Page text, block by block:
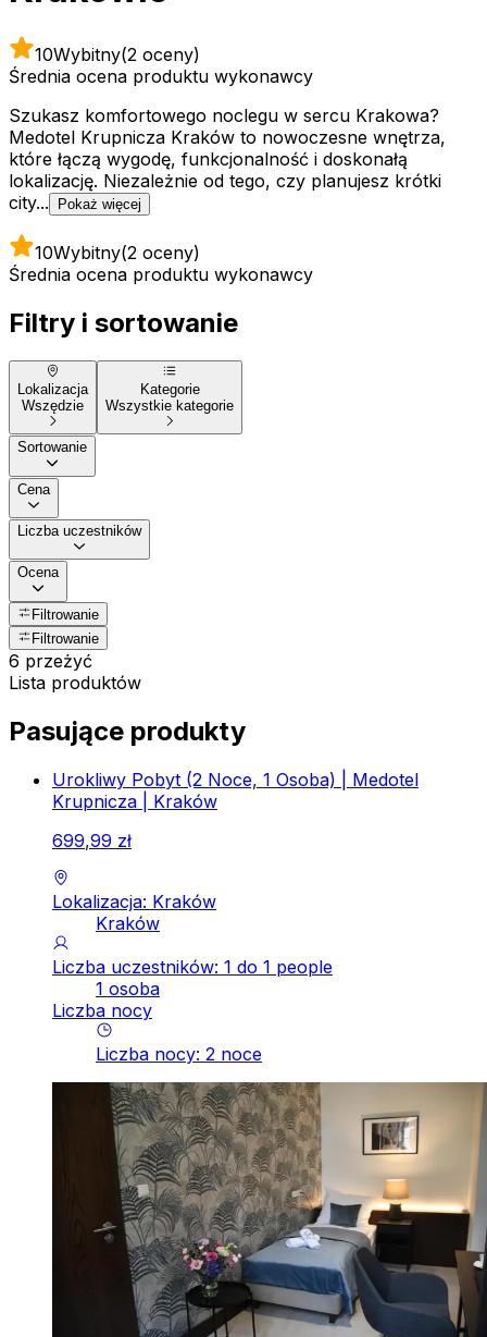
10Wybitny(2 oceny)
Średnia ocena produktu wykonawcy
Szukasz komfortowego noclegu w sercu Krakowa?
Medotel Krupnicza Kraków to nowoczesne wnętrza,
które łączą wygodę, funkcjonalność i doskonałą
lokalizację. Niezależnie od tego, czy planujesz krótki
city...
Pokaż więcej
10Wybitny(2 oceny)
Średnia ocena produktu wykonawcy
Filtry i sortowanie
Lokalizacja
Wszędzie
Kategorie
Wszystkie kategorie
Sortowanie
Cena
Liczba uczestników
Ocena
Filtrowanie
Filtrowanie
6 przeżyć
Lista produktów
Pasujące produkty
Urokliwy Pobyt (2 Noce, 1 Osoba) | Medotel
Krupnicza | Kraków
699,99 zł
Lokalizacja: Kraków
Kraków
Liczba uczestników: 1 do 1 people
1 osoba
Liczba nocy
Liczba nocy: 2 noce